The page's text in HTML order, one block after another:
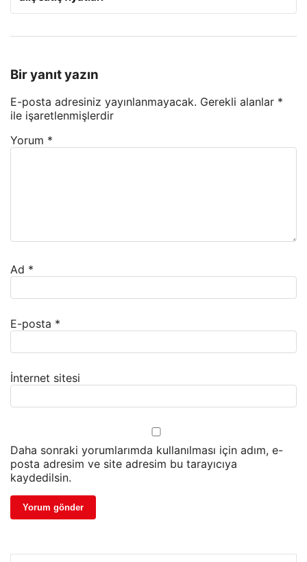
Bir yanıt yazın
E-posta adresiniz yayınlanmayacak. Gerekli alanlar *
ile işaretlenmişlerdir
Yorum *
Ad *
E-posta *
İnternet sitesi
Daha sonraki yorumlarımda kullanılması için adım, e-
posta adresim ve site adresim bu tarayıcıya
kaydedilsin.